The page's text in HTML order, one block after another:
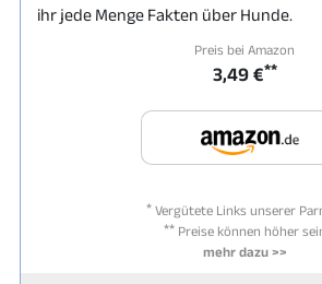
ihr jede Menge Fakten über Hunde.
Preis bei Amazon
3,49 €**
*Vergütete Links unserer
**Preise können höher
mehr dazu >>